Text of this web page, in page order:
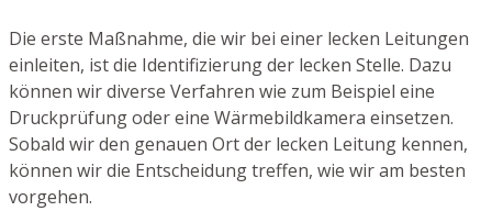
Die erste Maßnahme, die wir bei einer lecken Leitungen
einleiten, ist die Identifizierung der lecken Stelle. Dazu
können wir diverse Verfahren wie zum Beispiel eine
Druckprüfung oder eine Wärmebildkamera einsetzen.
Sobald wir den genauen Ort der lecken Leitung kennen,
können wir die Entscheidung treffen, wie wir am besten
vorgehen.